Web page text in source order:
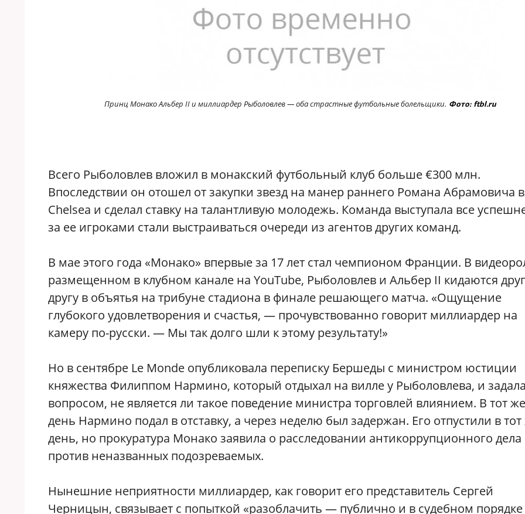
Принц Монако Альбер II и миллиардер Рыболовлев — оба страстные футбольные болельщики. Фото: ftbl.ru
Всего Рыболовлев вложил в монакский футбольный клуб больше €300 млн.
Впоследствии он отошел от закупки звезд на манер раннего Романа Абрамовича в
Chelsea и сделал ставку на талантливую молодежь. Команда выступала все
за ее игроками стали выстраиваться очереди из агентов других команд.
В мае этого года «Монако» впервые за 17 лет стал чемпионом Франции. В
размещенном в клубном канале на YouTube, Рыболовлев и Альбер II кидаются друг
другу в объятья на трибуне стадиона в финале решающего матча. «Ощущение
глубокого удовлетворения и счастья, — прочувствованно говорит миллиардер на
камеру по-русски. — Мы так долго шли к этому результату!»
Но в сентябре Le Monde опубликовала переписку Бершеды с министром юстиции
княжества Филиппом Нармино, который отдыхал на вилле у Рыболовлева, и
вопросом, не является ли такое поведение министра торговлей влиянием. В тот же
день Нармино подал в отставку, а через неделю был задержан. Его отпустили в
день, но прокуратура Монако заявила о расследовании антикоррупционного дела
против неназванных подозреваемых.
Нынешние неприятности миллиардер, как говорит его представитель Сергей
Черницын, связывает с попыткой «разоблачить — публично и в судебном